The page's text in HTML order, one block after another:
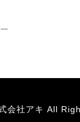
会社アキ All